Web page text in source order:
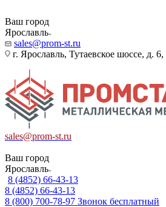
Ваш город
Ярославль
sales@prom-st.ru
г. Ярославль, Тутаевское шоссе, д.
sales@prom-st.ru
Ваш город
Ярославль
8 (4852) 66-43-13
8 (4852) 66-43-13
8 (800) 700-78-97 Звонок бесплатный